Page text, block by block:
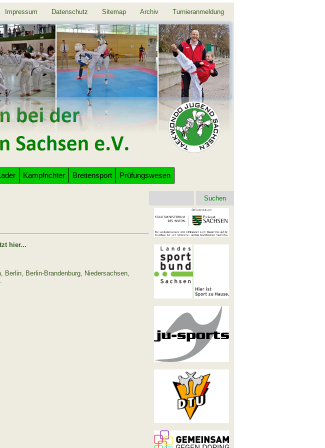
Impressum Datenschutz Sitemap Archiv Turnieranmeldung
Kampfrichter Breitensport Prüfungswesen
hier...
Berlin-Brandenburg, Niedersachsen,